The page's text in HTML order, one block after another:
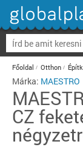
Főoldal Otthon
Márka: MAESTRO
CZ